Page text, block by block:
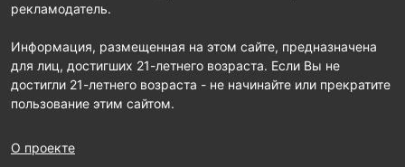
рекламодатель.
Информация, размещенная на этом сайте, предназначена
для лиц, достигших 21-летнего возраста. Если Вы не
достигли 21-летнего возраста - не начинайте или прекратите
пользование этим сайтом.
О проекте